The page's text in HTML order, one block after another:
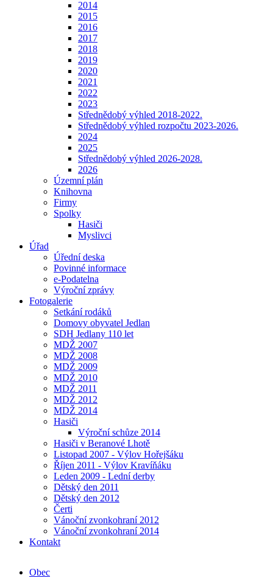
2014
2015
2016
2017
2018
2019
2020
2021
2022
2023
Střednědobý výhled 2018-2022.
Střednědobý výhled rozpočtu 2023-2026.
2024
2025
Střednědobý výhled 2026-2028.
2026
Územní plán
Knihovna
Firmy
Spolky
Hasiči
Myslivci
Úřad
Úřední deska
Povinné informace
e-Podatelna
Výroční zprávy
Fotogalerie
Setkání rodáků
Domovy obyvatel Jedlan
SDH Jedlany 110 let
MDŽ 2007
MDŽ 2008
MDŽ 2009
MDŽ 2010
MDŽ 2011
MDŽ 2012
MDŽ 2014
Hasiči
Výroční schůze 2014
Hasiči v Beranové Lhotě
Listopad 2007 - Výlov Hořejšáku
Říjen 2011 - Výlov Kravíňáku
Leden 2009 - Lední derby
Dětský den 2011
Dětský den 2012
Čerti
Vánoční zvonkohraní 2012
Vánoční zvonkohraní 2014
Kontakt
Obec